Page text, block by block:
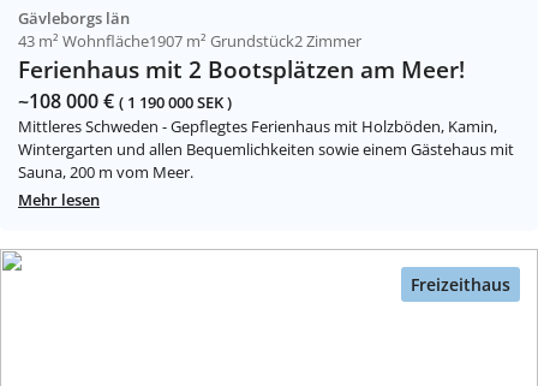
Gävleborgs län
43 m² Wohnfläche1907 m² Grundstück2 Zimmer
Ferienhaus mit 2 Bootsplätzen am Meer!
~108 000 € ( 1 190 000 SEK )
Mittleres Schweden - Gepflegtes Ferienhaus mit Holzböden, Kamin,
Wintergarten und allen Bequemlichkeiten sowie einem Gästehaus mit
Sauna, 200 m vom Meer.
Mehr lesen
Freizeithaus